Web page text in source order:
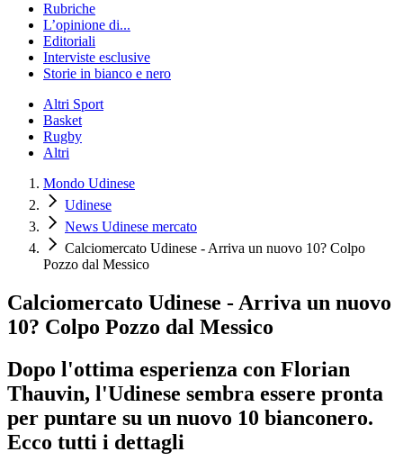
Rubriche
L’opinione di...
Editoriali
Interviste esclusive
Storie in bianco e nero
Altri Sport
Basket
Rugby
Altri
Mondo Udinese
Udinese
News Udinese mercato
Calciomercato Udinese - Arriva un nuovo 10? Colpo
Pozzo dal Messico
Calciomercato Udinese - Arriva un nuovo
10? Colpo Pozzo dal Messico
Dopo l'ottima esperienza con Florian
Thauvin, l'Udinese sembra essere pronta
per puntare su un nuovo 10 bianconero.
Ecco tutti i dettagli